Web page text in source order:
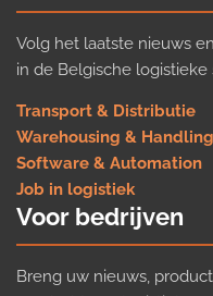
Volg het laatste nieuws
in de Belgische logistieke
Transport & Distributie
Warehousing & Handling
Software & Automation
Job in logistiek
Voor bedrijven
Breng uw nieuws,